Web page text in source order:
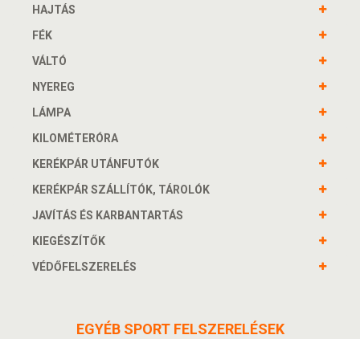
HAJTÁS
FÉK
VÁLTÓ
NYEREG
LÁMPA
KILOMÉTERÓRA
KERÉKPÁR UTÁNFUTÓK
KERÉKPÁR SZÁLLÍTÓK, TÁROLÓK
JAVÍTÁS ÉS KARBANTARTÁS
KIEGÉSZÍTŐK
VÉDŐFELSZERELÉS
EGYÉB SPORT FELSZERELÉSEK